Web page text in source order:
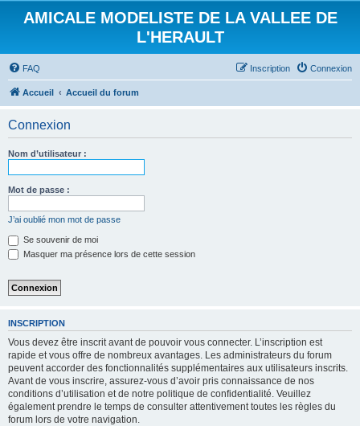
AMICALE MODELISTE DE LA VALLEE DE
L'HERAULT
FAQ Connexion
Inscription
Accueil Accueil du forum
Connexion
Nom d’utilisateur :
Mot de passe :
J’ai oublié mon mot de passe
Se souvenir de moi
Masquer ma présence lors de cette session
INSCRIPTION
Vous devez être inscrit avant de pouvoir vous connecter. L’inscription est
rapide et vous offre de nombreux avantages. Les administrateurs du forum
peuvent accorder des fonctionnalités supplémentaires aux utilisateurs inscrits.
Avant de vous inscrire, assurez-vous d’avoir pris connaissance de nos
conditions d’utilisation et de notre politique de confidentialité. Veuillez
également prendre le temps de consulter attentivement toutes les règles du
forum lors de votre navigation.